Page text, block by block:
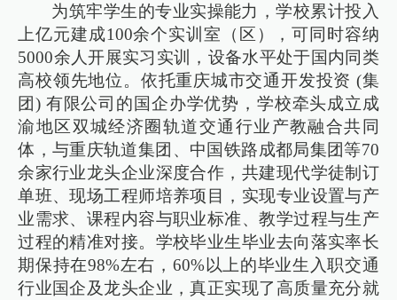
为筑牢学生的专业实操能力，学校累计投入
上亿元建成100余个实训室（区），可同时容纳
5000余人开展实习实训，设备水平处于国内同类
高校领先地位。依托重庆城市交通开发投资 (集
团) 有限公司的国企办学优势，学校牵头成立成
渝地区双城经济圈轨道交通行业产教融合共同
体，与重庆轨道集团、中国铁路成都局集团等70
余家行业龙头企业深度合作，共建现代学徒制订
单班、现场工程师培养项目，实现专业设置与产
业需求、课程内容与职业标准、教学过程与生产
过程的精准对接。学校毕业生毕业去向落实率长
期保持在98%左右，60%以上的毕业生入职交通
行业国企及龙头企业，真正实现了高质量充分就